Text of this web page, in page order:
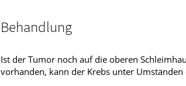
Behandlung
Ist der Tumor noch auf die oberen
vorhanden, kann der Krebs unter